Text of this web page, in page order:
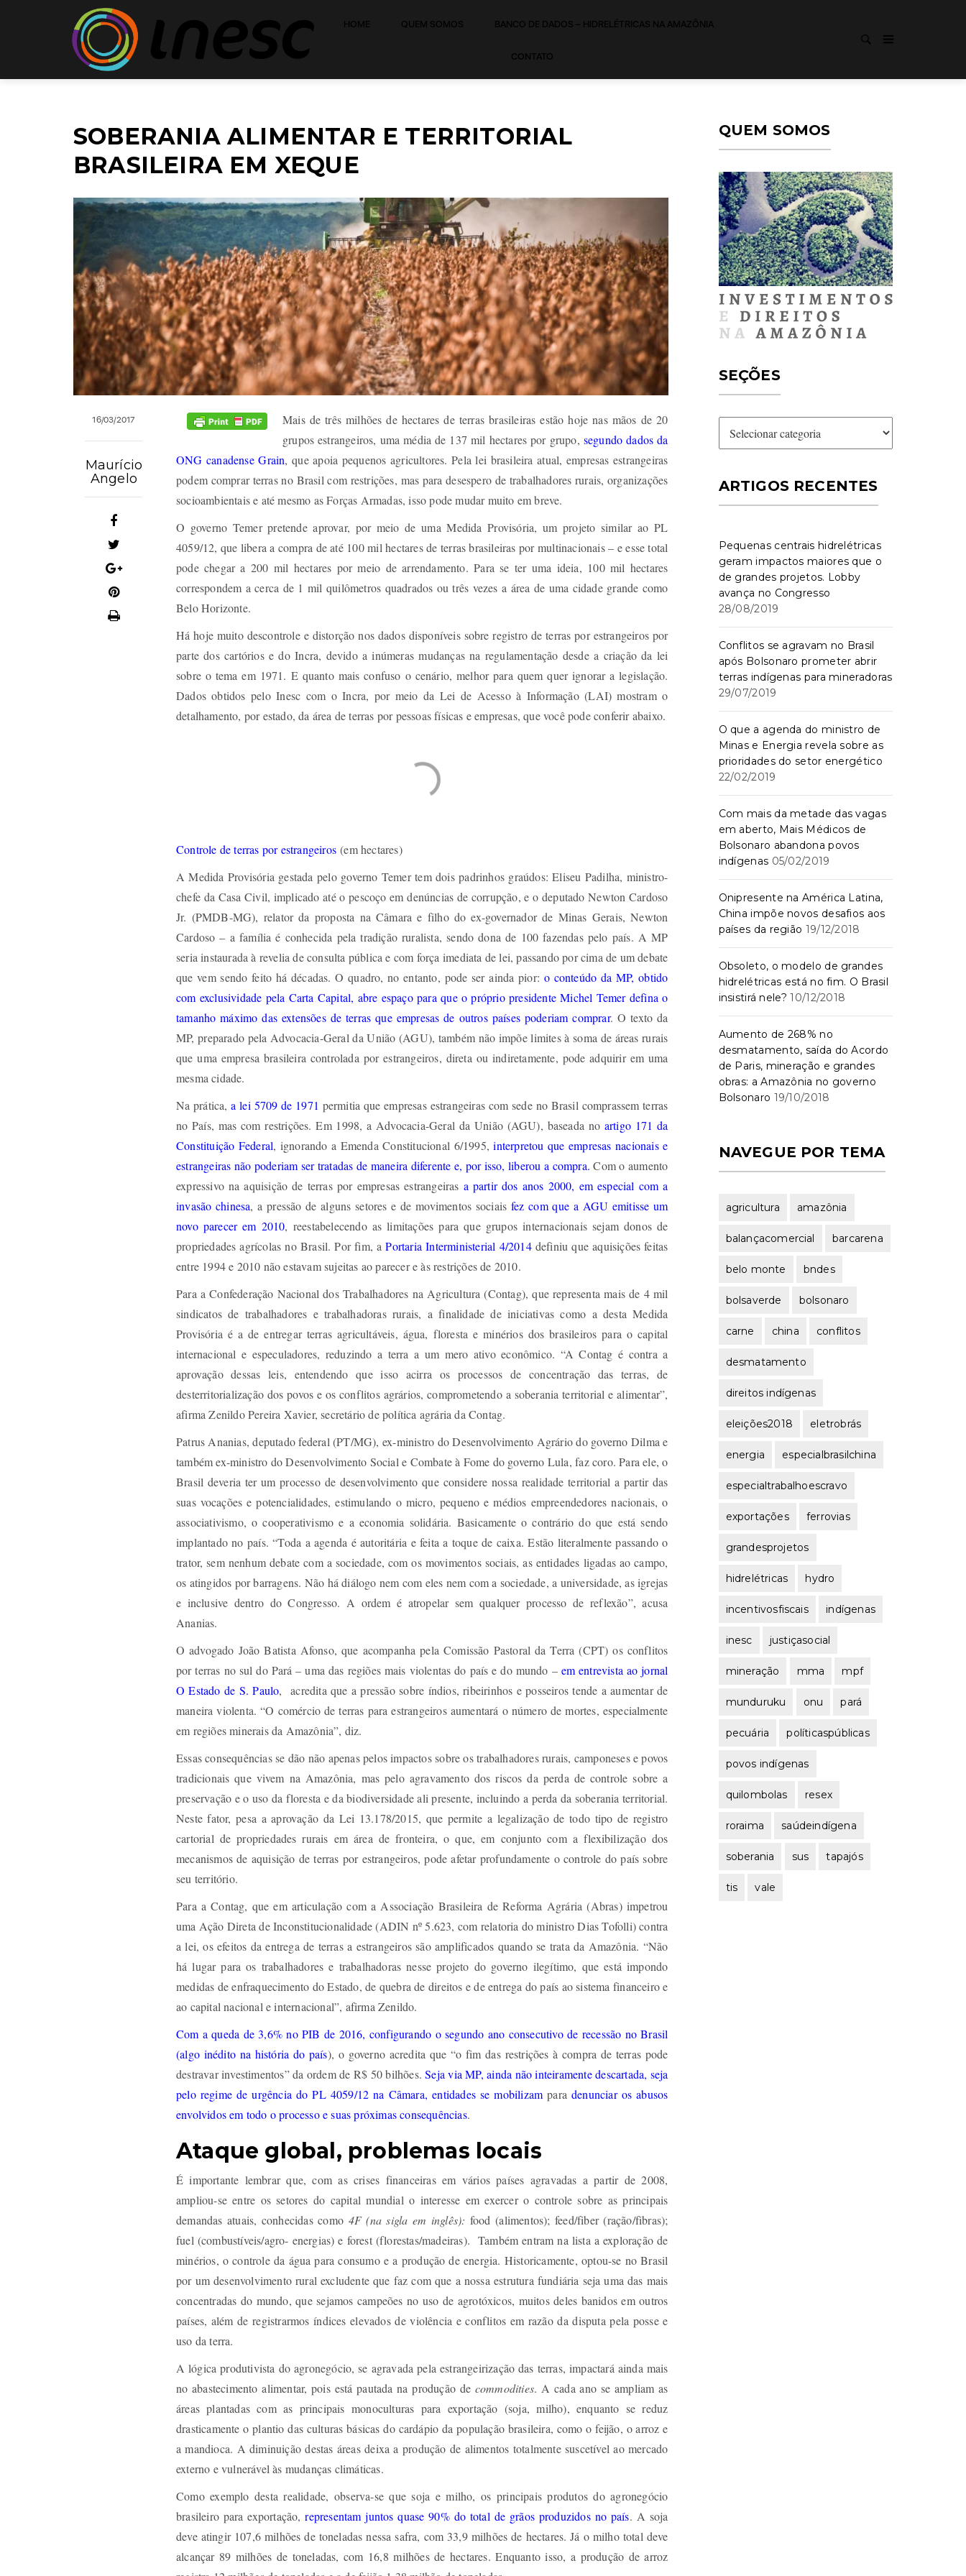
HOME QUEM SOMOS BANCO DE DADOS – HIDRELÉTRICAS NA AMAZÔNIA
CONTATO
SOBERANIA ALIMENTAR E TERRITORIAL
BRASILEIRA EM XEQUE
16/03/2017
Maurício
Angelo
Mais de três milhões de hectares de terras brasileiras estão hoje nas mãos de 20
grupos estrangeiros, uma média de 137 mil hectares por grupo, segundo dados da
ONG canadense Grain, que apoia pequenos agricultores. Pela lei brasileira atual, empresas estrangeiras
podem comprar terras no Brasil com restrições, mas para desespero de trabalhadores rurais, organizações
socioambientais e até mesmo as Forças Armadas, isso pode mudar muito em breve.
O governo Temer pretende aprovar, por meio de uma Medida Provisória, um projeto similar ao PL
4059/12, que libera a compra de até 100 mil hectares de terras brasileiras por multinacionais – e esse total
pode chegar a 200 mil hectares por meio de arrendamento. Para se ter uma ideia, 100 mil hectares
correspondem a cerca de 1 mil quilômetros quadrados ou três vezes a área de uma cidade grande como
Belo Horizonte.
Há hoje muito descontrole e distorção nos dados disponíveis sobre registro de terras por estrangeiros por
parte dos cartórios e do Incra, devido a inúmeras mudanças na regulamentação desde a criação da lei
sobre o tema em 1971. E quanto mais confuso o cenário, melhor para quem quer ignorar a legislação.
Dados obtidos pelo Inesc com o Incra, por meio da Lei de Acesso à Informação (LAI) mostram o
detalhamento, por estado, da área de terras por pessoas físicas e empresas, que você pode conferir abaixo.
Controle de terras por estrangeiros(em hectares)
A Medida Provisória gestada pelo governo Temer tem dois padrinhos graúdos: Eliseu Padilha, ministro-
chefe da Casa Civil, implicado até o pescoço em denúncias de corrupção, e o deputado Newton Cardoso
Jr. (PMDB-MG), relator da proposta na Câmara e filho do ex-governador de Minas Gerais, Newton
Cardoso – a família é conhecida pela tradição ruralista, sendo dona de 100 fazendas pelo país. A MP
seria instaurada à revelia de consulta pública e com força imediata de lei, passando por cima de um debate
que vem sendo feito há décadas. O quadro, no entanto, pode ser ainda pior: o conteúdo da MP, obtido
com exclusividade pela Carta Capital, abre espaço para que o próprio presidente Michel Temer defina o
tamanho máximo das extensões de terras que empresas de outros países poderiam comprar. O texto da
MP, preparado pela Advocacia-Geral da União (AGU), também não impõe limites à soma de áreas rurais
que uma empresa brasileira controlada por estrangeiros, direta ou indiretamente, pode adquirir em uma
mesma cidade.
Na prática,a lei 5709 de 1971 permitia que empresas estrangeiras com sede no Brasil comprassem terras
no País, mas com restrições. Em 1998, a Advocacia-Geral da União (AGU), baseada no artigo 171 da
Constituição Federal, ignorando a Emenda Constitucional 6/1995,interpretou que empresas nacionais e
estrangeiras não poderiam ser tratadas de maneira diferente e, por isso, liberou a compra. Com o aumento
expressivo na aquisição de terras por empresas estrangeiras a partir dos anos 2000, em especial com a
invasão chinesa, a pressão de alguns setores e de movimentos sociais fez com que a AGU emitisse um
novo parecer em 2010, reestabelecendo as limitações para que grupos internacionais sejam donos de
propriedades agrícolas no Brasil. Por fim, aPortaria Interministerial 4/2014definiu que aquisições feitas
entre 1994 e 2010 não estavam sujeitas ao parecer e às restrições de 2010.
Para a Confederação Nacional dos Trabalhadores na Agricultura (Contag), que representa mais de 4 mil
sindicatos de trabalhadores e trabalhadoras rurais, a finalidade de iniciativas como a desta Medida
Provisória é a de entregar terras agricultáveis, água, floresta e minérios dos brasileiros para o capital
internacional e especuladores, reduzindo a terra a um mero ativo econômico. “A Contag é contra a
aprovação dessas leis, entendendo que isso acirra os processos de concentração das terras, de
desterritorialização dos povos e os conflitos agrários, comprometendo a soberania territorial e alimentar”,
afirma Zenildo Pereira Xavier, secretário de política agrária da Contag.
Patrus Ananias, deputado federal (PT/MG), ex-ministro do Desenvolvimento Agrário do governo Dilma e
também ex-ministro do Desenvolvimento Social e Combate à Fome do governo Lula, faz coro. Para ele, o
Brasil deveria ter um processo de desenvolvimento que considere nossa realidade territorial a partir das
suas vocações e potencialidades, estimulando o micro, pequeno e médios empreendedores nacionais, o
associativismo, o cooperativismo e a economia solidária. Basicamente o contrário do que está sendo
implantado no país. “Toda a agenda é autoritária e feita a toque de caixa. Estão literalmente passando o
trator, sem nenhum debate com a sociedade, com os movimentos sociais, as entidades ligadas ao campo,
os atingidos por barragens. Não há diálogo nem com eles nem com a sociedade, a universidade, as igrejas
e inclusive dentro do Congresso. A ordem é atropelar sem qualquer processo de reflexão”, acusa
Ananias.
O advogado João Batista Afonso, que acompanha pela Comissão Pastoral da Terra (CPT) os conflitos
por terras no sul do Pará – uma das regiões mais violentas do país e do mundo – em entrevista ao jornal
O Estado de S. Paulo, acredita que a pressão sobre índios, ribeirinhos e posseiros tende a aumentar de
maneira violenta. “O comércio de terras para estrangeiros aumentará o número de mortes, especialmente
em regiões minerais da Amazônia”, diz.
Essas consequências se dão não apenas pelos impactos sobre os trabalhadores rurais, camponeses e povos
tradicionais que vivem na Amazônia, mas pelo agravamento dos riscos da perda de controle sobre a
preservação e o uso da floresta e da biodiversidade ali presente, incluindo a perda da soberania territorial.
Neste fator, pesa a aprovação da Lei 13.178/2015, que permite a legalização de todo tipo de registro
cartorial de propriedades rurais em área de fronteira, o que, em conjunto com a flexibilização dos
mecanismos de aquisição de terras por estrangeiros, pode afetar profundamente o controle do país sobre
seu território.
Para a Contag, que em articulação com a Associação Brasileira de Reforma Agrária (Abras) impetrou
uma Ação Direta de Inconstitucionalidade (ADIN nº 5.623, com relatoria do ministro Dias Tofolli) contra
a lei, os efeitos da entrega de terras a estrangeiros são amplificados quando se trata da Amazônia. “Não
há lugar para os trabalhadores e trabalhadoras nesse projeto do governo ilegítimo, que está impondo
medidas de enfraquecimento do Estado, de quebra de direitos e de entrega do país ao sistema financeiro e
ao capital nacional e internacional”, afirma Zenildo.
Com a queda de 3,6% no PIB de 2016, configurando o segundo ano consecutivo de recessão no Brasil
(algo inédito na história do país), o governo acredita que “o fim das restrições à compra de terras pode
destravar investimentos” da ordem de R$ 50 bilhões.Seja via MP, ainda não inteiramente descartada, seja
pelo regime de urgência do PL 4059/12 na Câmara, entidades se mobilizam paradenunciar os abusos
envolvidos em todo o processo e suas próximas consequências.
Ataque global, problemas locais
É importante lembrar que, com as crises financeiras em vários países agravadas a partir de 2008,
ampliou-se entre os setores do capital mundial o interesse em exercer o controle sobre as principais
demandas atuais, conhecidas como 4F (na sigla em inglês): food (alimentos); feed/fiber (ração/fibras);
fuel (combustíveis/agro- energias) e forest (florestas/madeiras). Também entram na lista a exploração de
minérios, o controle da água para consumo e a produção de energia. Historicamente, optou-se no Brasil
por um desenvolvimento rural excludente que faz com que a nossa estrutura fundiária seja uma das mais
concentradas do mundo, que sejamos campeões no uso de agrotóxicos, muitos deles banidos em outros
países, além de registrarmos índices elevados de violência e conflitos em razão da disputa pela posse e
uso da terra.
A lógica produtivista do agronegócio, se agravada pela estrangeirização das terras, impactará ainda mais
no abastecimento alimentar, pois está pautada na produção de commodities. A cada ano se ampliam as
áreas plantadas com as principais monoculturas para exportação (soja, milho), enquanto se reduz
drasticamente o plantio das culturas básicas do cardápio da população brasileira, como o feijão, o arroz e
a mandioca. A diminuição destas áreas deixa a produção de alimentos totalmente suscetível ao mercado
externo e vulnerável às mudanças climáticas.
Como exemplo desta realidade, observa-se que soja e milho, os principais produtos do agronegócio
brasileiro para exportação,representam juntos quase 90% do total de grãos produzidos no país. A soja
deve atingir 107,6 milhões de toneladas nessa safra, com 33,9 milhões de hectares. Já o milho total deve
alcançar 89 milhões de toneladas, com 16,8 milhões de hectares. Enquanto isso, a produção de arroz
QUEM SOMOS
SEÇÕES
Seções
ARTIGOS RECENTES
Pequenas centrais hidrelétricas
geram impactos maiores que o
de grandes projetos. Lobby
avança no Congresso
28/08/2019
Conflitos se agravam no Brasil
após Bolsonaro prometer abrir
terras indígenas para mineradoras
29/07/2019
O que a agenda do ministro de
Minas e Energia revela sobre as
prioridades do setor energético
22/02/2019
Com mais da metade das vagas
em aberto, Mais Médicos de
Bolsonaro abandona povos
indígenas 05/02/2019
Onipresente na América Latina,
China impõe novos desafios aos
países da região 19/12/2018
Obsoleto, o modelo de grandes
hidrelétricas está no fim. O Brasil
insistirá nele? 10/12/2018
Aumento de 268% no
desmatamento, saída do Acordo
de Paris, mineração e grandes
obras: a Amazônia no governo
Bolsonaro 19/10/2018
NAVEGUE POR TEMA
agricultura amazônia
balançacomercial barcarena
belo monte bndes
bolsaverde bolsonaro
carne china conflitos
desmatamento
direitos indígenas
eleições2018 eletrobrás
energia especialbrasilchina
especialtrabalhoescravo
exportações ferrovias
grandesprojetos
hidrelétricas hydro
incentivosfiscais indígenas
inesc justiçasocial
mineração mma mpf
munduruku onu pará
pecuária políticaspúblicas
povos indígenas
quilombolas resex
roraima saúdeindígena
soberania sus tapajós
tis vale